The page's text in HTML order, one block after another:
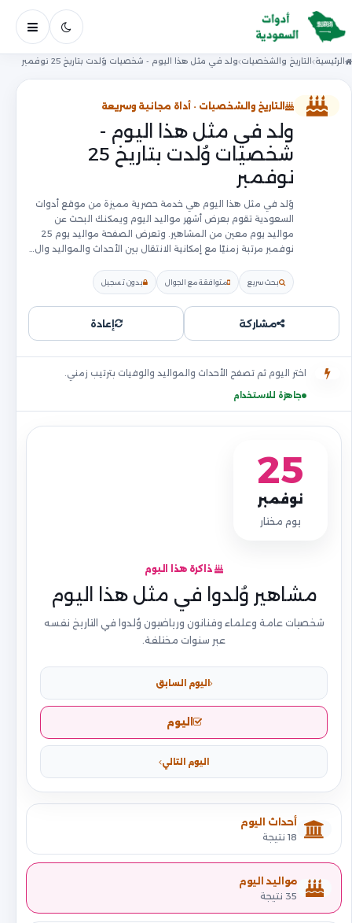
فتح
الرئيسية التاريخ والشخصيات ولد في مثل هذا اليوم - شخصيات وُلدت بتاريخ 25 نوفمبر
التاريخ والشخصيات · أداة مجانية وسريعة
ولد في مثل هذا اليوم -
شخصيات وُلدت بتاريخ 25
نوفمبر
وُلد في مثل هذا اليوم هي خدمة حصرية مميزة من موقع أدوات
السعودية تقوم بعرض أشهر مواليد اليوم ويمكنك البحث عن
مواليد يوم معين من المشاهير. وتعرض الصفحة مواليد يوم 25
نوفمبر مرتبة زمنيًا مع إمكانية الانتقال بين الأحداث والمواليد وال…
بحث سريع متوافقة مع الجوال بدون تسجيل
مشاركة إعادة
اختر اليوم ثم تصفح الأحداث والمواليد والوفيات بترتيب زمني.
جاهزة للاستخدام
25
نوفمبر
يوم مختار
ذاكرة هذا اليوم
مشاهير وُلدوا في مثل هذا اليوم
شخصيات عامة وعلماء وفنانون ورياضيون وُلدوا في التاريخ نفسه
عبر سنوات مختلفة.
اليوم السابق
اليوم
اليوم التالي
أحداث اليوم
18 نتيجة
مواليد اليوم
35 نتيجة